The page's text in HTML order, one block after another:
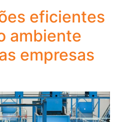
eficientes
ambiente
empresas